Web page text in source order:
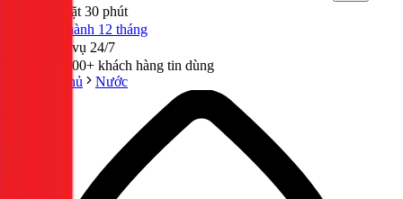
Có mặt 30 phút
Bảo hành 12 tháng
Phục vụ 24/7
300,000+ khách hàng tin dùng
Trang chủ
Nước